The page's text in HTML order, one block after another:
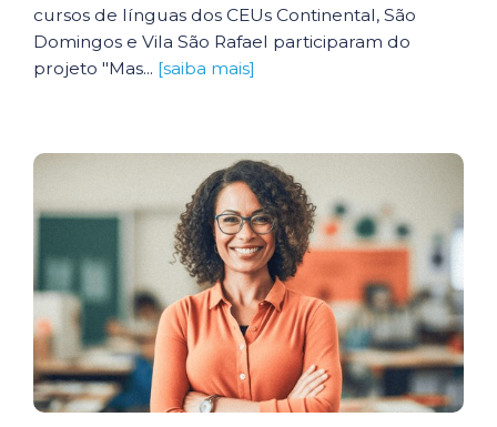
cursos de línguas dos CEUs Continental, São
Domingos e Vila São Rafael participaram do
projeto "Mas... [saiba mais]